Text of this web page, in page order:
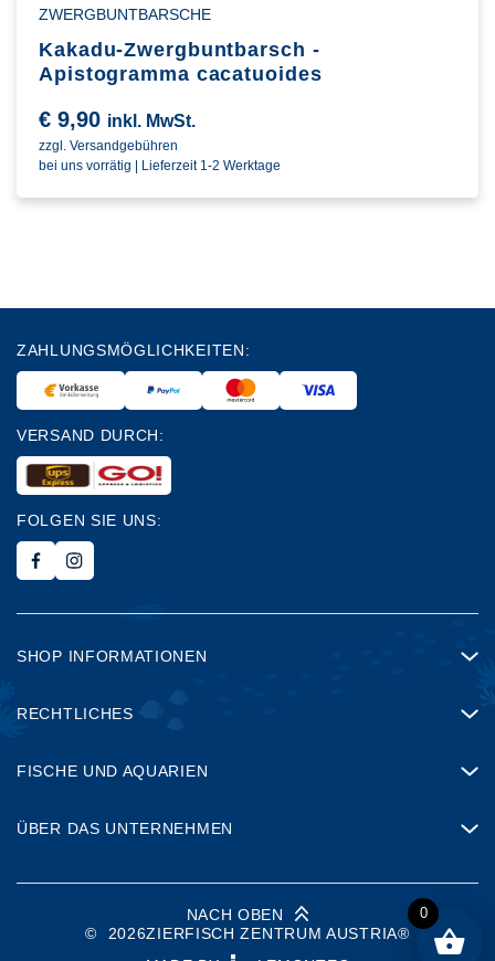
ZWERGBUNTBARSCHE
Kakadu-Zwergbuntbarsch -
Apistogramma cacatuoides
€ 9,90 inkl. MwSt.
zzgl. Versandgebühren
bei uns vorrätig | Lieferzeit 1-2 Werktage
ZAHLUNGSMÖGLICHKEITEN:
VERSAND DURCH:
FOLGEN SIE UNS:
SHOP INFORMATIONEN
RECHTLICHES
FISCHE UND AQUARIEN
ÜBER DAS UNTERNEHMEN
© 2026ZIERFISCH ZENTRUM AUSTRIA®
NACH OBEN 0